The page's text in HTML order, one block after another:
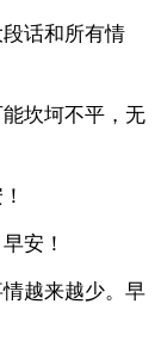
话和所有情
坎坷不平，无
安！
越来越少。早